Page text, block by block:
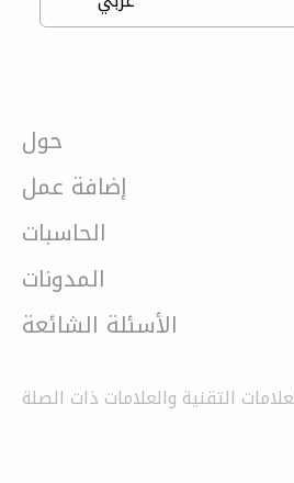
حول
إضافة عمل
الحاسبات
المدونات
الأسئلة الشائعة
التقنية والعلامات ذات الصلة